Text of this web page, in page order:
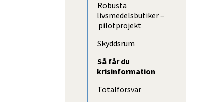
Robusta
livsmedelsbutiker –
pilotprojekt
Skyddsrum
Så får du
krisinformation
Totalförsvar